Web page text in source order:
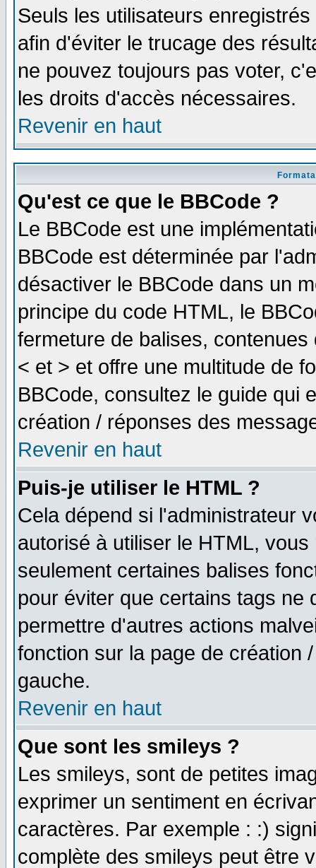
Seuls les utilisateurs
afin d'éviter le trucage des
ne pouvez toujours pas voter,
les droits d'accès nécessaires.
Revenir en haut
Qu'est ce que le BBCode ?
Le BBCode est une
BBCode est déterminée par
désactiver le BBCode dans un
principe du code HTML, le
fermeture de balises,
< et > et offre une multitude de
BBCode, consultez le guide qui
création / réponses des
Revenir en haut
Puis-je utiliser le HTML ?
Cela dépend si l'administrateur
autorisé à utiliser le HTML,
seulement certaines balises
pour éviter que certains tags ne
permettre d'autres actions
fonction sur la page de création
gauche.
Revenir en haut
Que sont les smileys ?
Les smileys, sont de petites
exprimer un sentiment en
caractères. Par exemple : :)
complète des smileys peut être